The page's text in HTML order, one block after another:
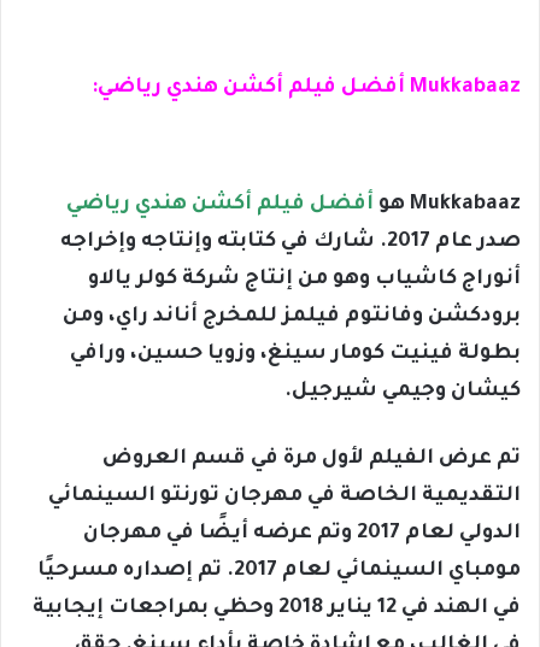
Mukkabaaz أفضل فيلم أكشن هندي رياضي:
Mukkabaaz هو
أفضل فيلم أكشن هندي رياضي
صدر عام 2017. شارك في كتابته وإنتاجه وإخراجه
أنوراج كاشياب وهو من إنتاج شركة كولر يالاو
برودكشن وفانتوم فيلمز للمخرج أناند راي، ومن
بطولة فينيت كومار سينغ، وزويا حسين، ورافي
كيشان وجيمي شيرجيل.
تم عرض الفيلم لأول مرة في قسم العروض
التقديمية الخاصة في مهرجان تورنتو السينمائي
الدولي لعام 2017 وتم عرضه أيضًا في مهرجان
مومباي السينمائي لعام 2017.
تم إصداره مسرحيًا
في الهند في 12 يناير 2018 وحظي بمراجعات إيجابية